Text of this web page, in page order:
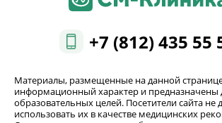
+7 (812) 435 55
Материалы, размещенные на данной
информационный характер и предназначены
образовательных целей. Посетители сайта не
использовать их в качестве медицинских